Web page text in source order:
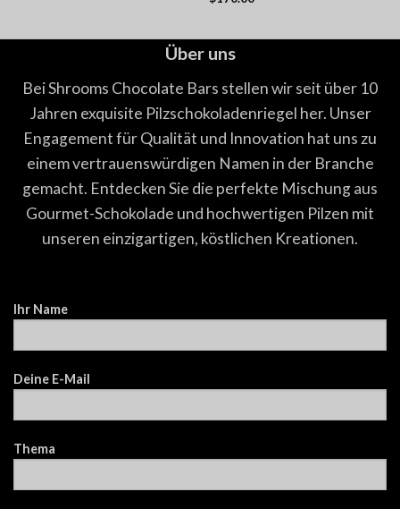
Über uns
Bei Shrooms Chocolate Bars stellen wir seit über 10
Jahren exquisite Pilzschokoladenriegel her. Unser
Engagement für Qualität und Innovation hat uns zu
einem vertrauenswürdigen Namen in der Branche
gemacht. Entdecken Sie die perfekte Mischung aus
Gourmet-Schokolade und hochwertigen Pilzen mit
unseren einzigartigen, köstlichen Kreationen.
Ihr Name
Deine E-Mail
Thema